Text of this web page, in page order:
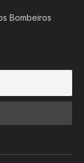
Bombeiros